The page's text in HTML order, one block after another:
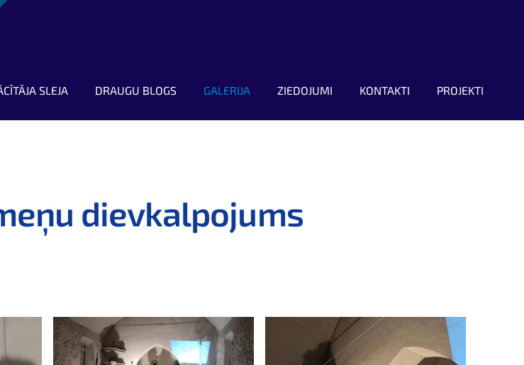
SLEJA DRAUGU BLOGS GALERIJA ZIEDOJUMI KONTAKTI PROJEKTI
dievkalpojums